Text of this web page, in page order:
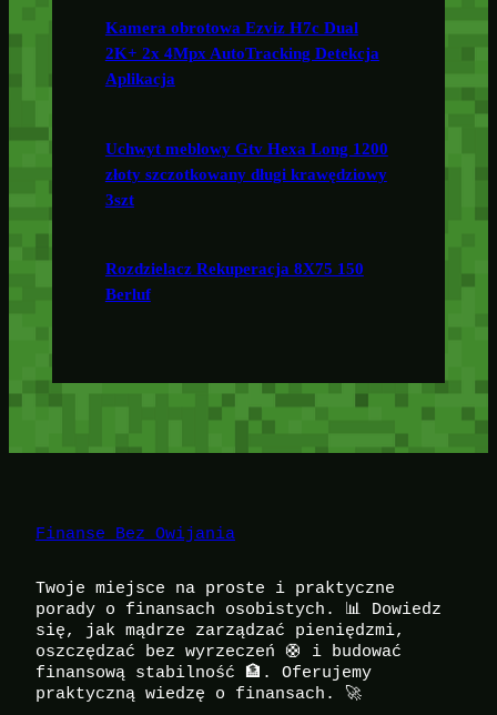
Kamera obrotowa Ezviz H7c Dual
2K+ 2x 4Mpx AutoTracking Detekcja
Aplikacja
Uchwyt meblowy Gtv Hexa Long 1200
złoty szczotkowany długi krawędziowy
3szt
Rozdzielacz Rekuperacja 8X75 150
Berluf
Finanse Bez Owijania
Twoje miejsce na proste i praktyczne
porady o finansach osobistych. 📊 Dowiedz
się, jak mądrze zarządzać pieniędzmi,
oszczędzać bez wyrzeczeń 🛟 i budować
finansową stabilność 🏦. Oferujemy
praktyczną wiedzę o finansach. 🚀